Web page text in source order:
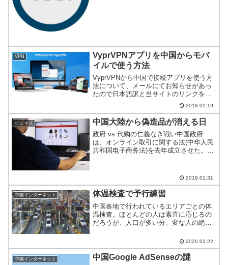
VPN
VyprVPNアプリを中国からモバ
イルで使う方法
VyprVPNから中国で接続アプリを使う方
法について、メールにてお知らせがあっ
たので日本語訳と当サイトのリンクを併
2018.01.19
ビジネス 中国大陸から偽造品が消える日
政府 vs 代购の仁義なき戦い中国政府
は、オンライン取引に関する法(中华人民
共和国电子商务法)を去年成立させた。同
った。中国から偽造品が消える”その日”は
来るの...
2019.01.31
中国インターネット 体温検査で予行練習
中国各地で行われているエリアごとの体
温検査。ほとんどの人は素直に応じるの
だろうが、人口が多い分、変な人の絶対
合に、どう対応するのか？の予行練習動
画がこちら。
2020.02.22
中国インターネット 中国Google AdSenseの謎